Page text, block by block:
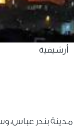
أرشيفية
مدينة بندر